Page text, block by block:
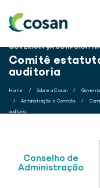
Comitê
auditoria
GOVERNANÇA
Home / Sobre a Cosan /
/ Administração e Comitês /
auditoria
Conselho de
Administração